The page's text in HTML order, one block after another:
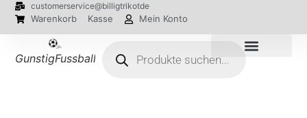
customerservice@billigtrikotde
Warenkorb Kasse Mein Konto
GunstigFussballTrikot